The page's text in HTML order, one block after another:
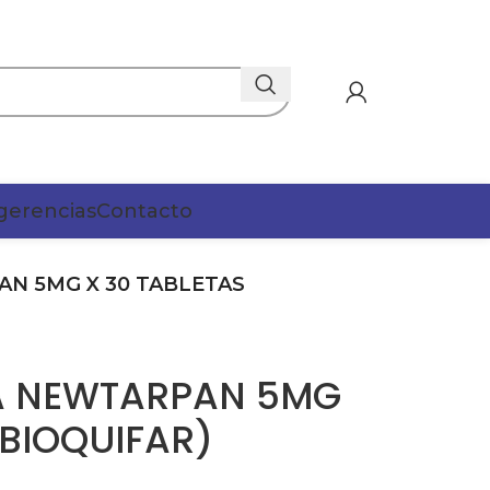
Contacto
5MG X 30 TABLETAS
NEWTARPAN 5MG